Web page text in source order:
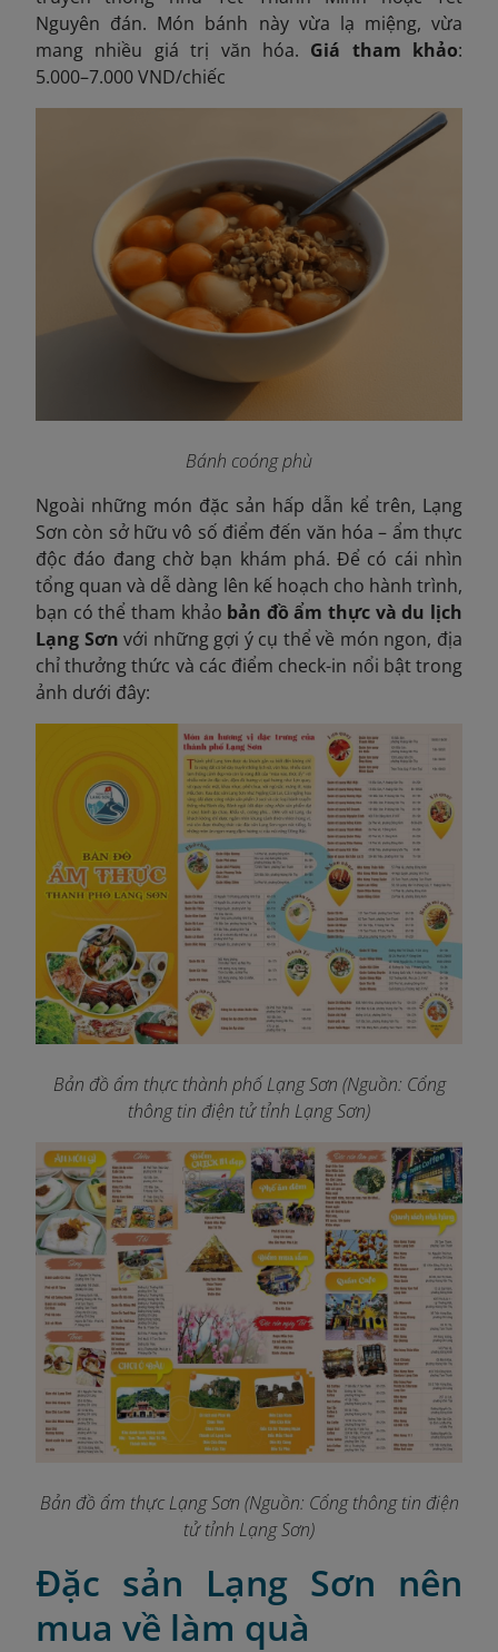
Nguyên đán. Món bánh này vừa lạ miệng, vừa
mang nhiều giá trị văn hóa. Giá tham khảo:
5.000–7.000 VND/chiếc
Bánh coóng phù
Ngoài những món đặc sản hấp dẫn kể trên, Lạng
Sơn còn sở hữu vô số điểm đến văn hóa – ẩm thực
độc đáo đang chờ bạn khám phá. Để có cái nhìn
tổng quan và dễ dàng lên kế hoạch cho hành trình,
bạn có thể tham khảo bản đồ ẩm thực và du lịch
Lạng Sơn với những gợi ý cụ thể về món ngon, địa
chỉ thưởng thức và các điểm check-in nổi bật trong
ảnh dưới đây:
Bản đồ ẩm thực thành phố Lạng Sơn (Nguồn: Cổng
thông tin điện tử tỉnh Lạng Sơn)
Bản đồ ẩm thực Lạng Sơn (Nguồn: Cổng thông tin điện
tử tỉnh Lạng Sơn)
Đặc sản Lạng Sơn nên
mua về làm quà